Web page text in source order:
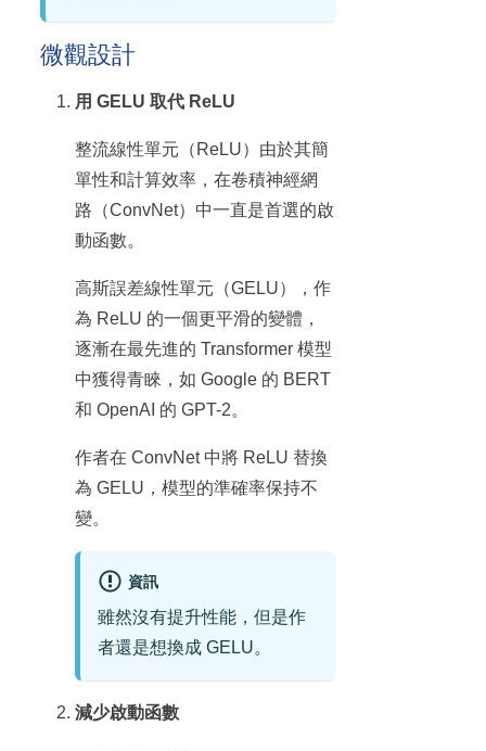
微觀設計
用 GELU 取代 ReLU
整流線性單元（ReLU）由於其簡
單性和計算效率，在卷積神經網
路（ConvNet）中一直是首選的啟
動函數。
高斯誤差線性單元（GELU），作
為 ReLU 的一個更平滑的變體，
逐漸在最先進的 Transformer 模型
中獲得青睞，如 Google 的 BERT
和 OpenAI 的 GPT-2。
作者在 ConvNet 中將 ReLU 替換
為 GELU，模型的準確率保持不
變。
資訊
雖然沒有提升性能，但是作
者還是想換成 GELU。
減少啟動函數